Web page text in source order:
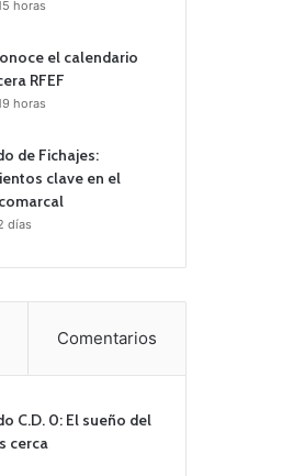
horas
el calendario
RFEF
horas
de Fichajes:
clave en el
días
Comentarios
C.D. 0: El sueño del
cerca